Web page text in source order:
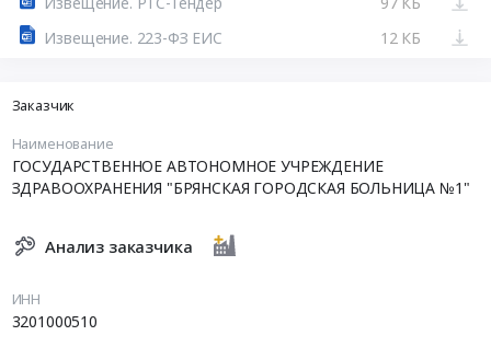
Извещение. 223-ФЗ ЕИС
12 КБ
Заказчик
Наименование
ГОСУДАРСТВЕННОЕ АВТОНОМНОЕ УЧРЕЖДЕНИЕ
ЗДРАВООХРАНЕНИЯ "БРЯНСКАЯ ГОРОДСКАЯ БОЛЬНИЦА №1"
Анализ заказчика
ИНН
3201000510